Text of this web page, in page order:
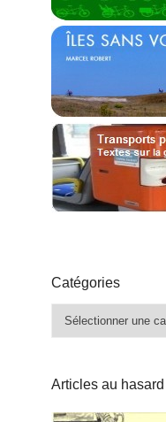
Catégories
Articles au hasard